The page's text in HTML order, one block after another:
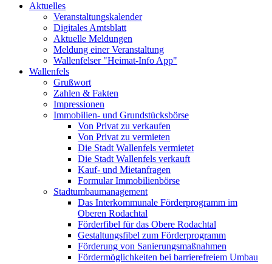
Aktuelles
Veranstaltungskalender
Digitales Amtsblatt
Aktuelle Meldungen
Meldung einer Veranstaltung
Wallenfelser "Heimat-Info App"
Wallenfels
Grußwort
Zahlen & Fakten
Impressionen
Immobilien- und Grundstücksbörse
Von Privat zu verkaufen
Von Privat zu vermieten
Die Stadt Wallenfels vermietet
Die Stadt Wallenfels verkauft
Kauf- und Mietanfragen
Formular Immobilienbörse
Stadtumbaumanagement
Das Interkommunale Förderprogramm im
Oberen Rodachtal
Förderfibel für das Obere Rodachtal
Gestaltungsfibel zum Förderprogramm
Förderung von Sanierungsmaßnahmen
Fördermöglichkeiten bei barrierefreiem Umbau